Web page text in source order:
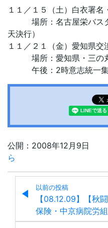
１１／１５（土）白衣署名
場所：名古屋栄バスタ
天決行）
１１／２１（金）愛知県交
場所：愛知県・三の丸
午後：2時意志統一集
公開：2008年12月9日
ら
以前の投稿
【08.12.09】【秋
保険・中京病院労組